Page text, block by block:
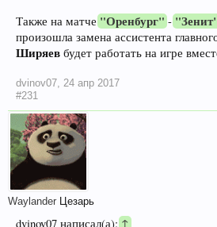
Также на матче "Оренбург" -
произошла замена ассистента
Ширяев будет работать на игре
dvinov07, 24 апр 2017
#231
Waylander Цезарь
dvinov07 написал(а): ↑